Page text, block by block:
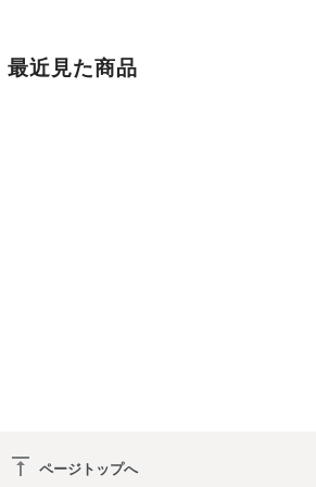
最近見た商品
vertical_align_top ページトップへ